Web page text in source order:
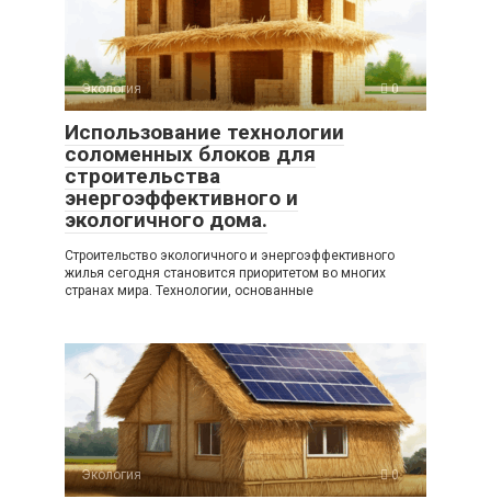
Экология 0
Использование технологии
соломенных блоков для
строительства
энергоэффективного и
экологичного дома.
Строительство экологичного и энергоэффективного
жилья сегодня становится приоритетом во многих
странах мира. Технологии, основанные
Экология 0